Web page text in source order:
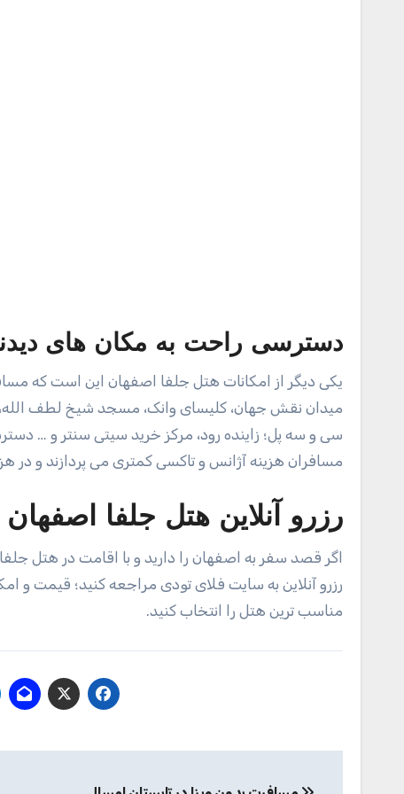
دسترسی راحت به مکان های
یکی دیگر از امکانات هتل جلفا اصفهان این است که
میدان نقش جهان، کلیسای وانک، مسجد شیخ لطف الله،
سی و سه پل؛ زاینده رود، مرکز خرید سیتی سنتر و …
مسافران هزینه آژانس و تاکسی کمتری می پردازند و
رزرو آنلاین هتل جلفا
اگر قصد سفر به اصفهان را دارید و با اقامت در هتل
رزرو آنلاین به سایت فلای تودی مراجعه کنید؛ قیمت و
مناسب ترین هتل را انتخاب کنید‌.